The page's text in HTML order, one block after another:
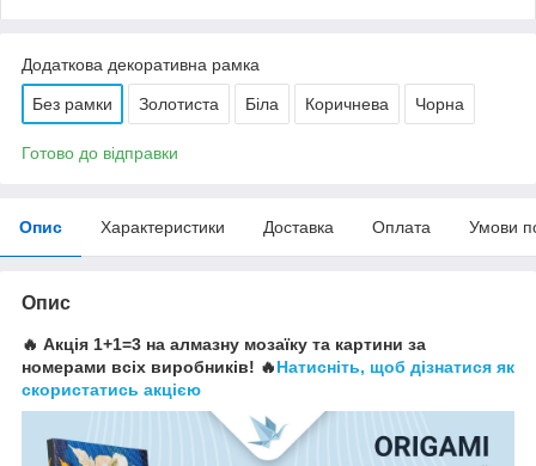
Додаткова декоративна рамка
Без рамки Золотиста Біла Коричнева Чорна
Готово до відправки
Опис Характеристики Доставка Оплата Умови
Опис
🔥 Акція 1+1=3 на алмазну мозаїку та картини за
номерами всіх виробників! 🔥Натисніть, щоб дізнатися як
скористатись акцією